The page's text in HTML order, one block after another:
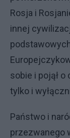
Rosja i
innej
sobie i pojął
tylko i
Państwo i
przezwanego